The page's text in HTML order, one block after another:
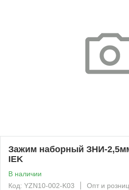
Зажим наборный ЗНИ-
IEK
В наличии
Код: YZN10-002-K03
Опт и